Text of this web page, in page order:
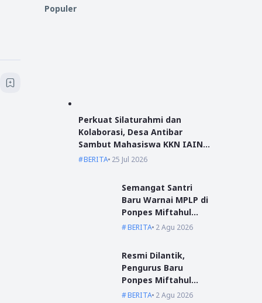
Populer
Perkuat Silaturahmi dan
Kolaborasi, Desa Antibar
Sambut Mahasiswa KKN IAIN
Pontianak dan UM Pontianak
BERITA 25 Jul 2026
Semangat Santri
Baru Warnai MPLP di
Ponpes Miftahul
Ulum Kumpai
BERITA 2 Agu 2026
Resmi Dilantik,
Pengurus Baru
Ponpes Miftahul
Ulum Siap Emban
BERITA 2 Agu 2026